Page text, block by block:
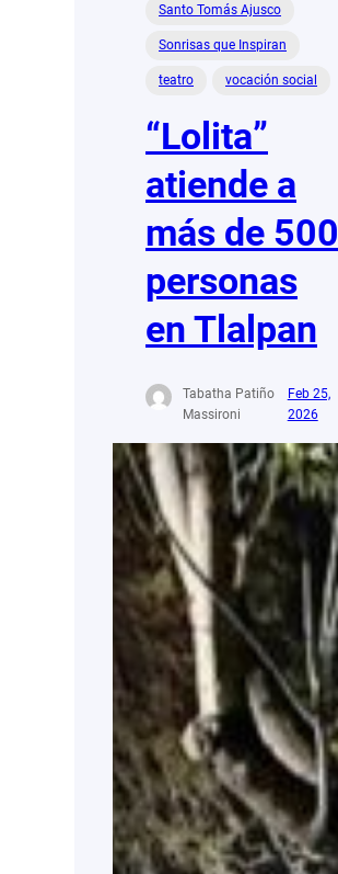
Santo Tomás Ajusco
Sonrisas que Inspiran
teatro vocación social
“Lolita”
atiende a
más de 500
personas
en Tlalpan
Tabatha Patiño
Massironi
Feb 25,
2026